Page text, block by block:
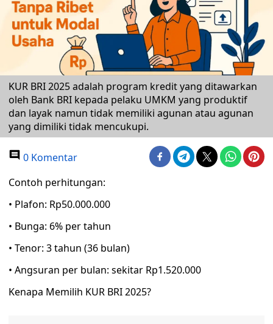
KUR BRI 2025 adalah program kredit yang ditawarkan
oleh Bank BRI kepada pelaku UMKM yang produktif
dan layak namun tidak memiliki agunan atau agunan
yang dimiliki tidak mencukupi.
0 Komentar
Contoh perhitungan:
• Plafon: Rp50.000.000
• Bunga: 6% per tahun
• Tenor: 3 tahun (36 bulan)
• Angsuran per bulan: sekitar Rp1.520.000
Kenapa Memilih KUR BRI 2025?